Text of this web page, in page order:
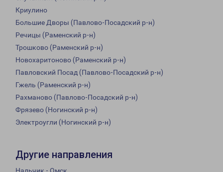
Криулино
Большие Дворы (Павлово-Посадский р-н)
Речицы (Раменский р-н)
Трошково (Раменский р-н)
Новохаритоново (Раменский р-н)
Павловский Посад (Павлово-Посадский р-н)
Гжель (Раменский р-н)
Рахманово (Павлово-Посадский р-н)
Фрязево (Ногинский р-н)
Электроугли (Ногинский р-н)
Другие направления